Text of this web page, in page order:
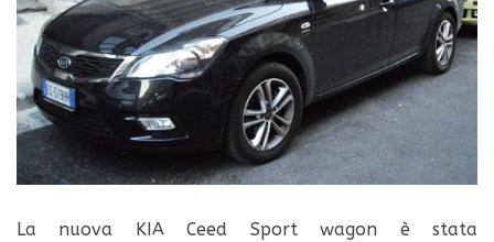
La nuova KIA Ceed Sport wagon è stata